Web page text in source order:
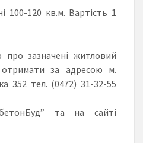
100-120 кв.м. Вартість 1
про зазначені житловий
за адресою м.
352 тел. (0472) 31-32-55
та на сайті